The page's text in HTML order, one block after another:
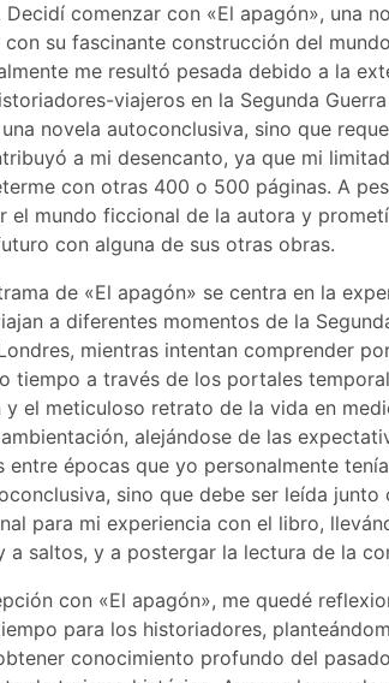
comenzar con «El apagón», una
su fascinante construcción del
me resultó pesada debido a la
viajeros en la Segunda
novela autoconclusiva, sino que
a mi desencanto, ya que mi
con otras 400 o 500 páginas. A
el mundo ficcional de la autora y
con alguna de sus otras obras.
de «El apagón» se centra en la
a diferentes momentos de la
mientras intentan comprender
tiempo a través de los portales
el meticuloso retrato de la vida en
alejándose de las
entre épocas que yo personalmente
sino que debe ser leída junto
para mi experiencia con el libro,
a saltos, y a postergar la lectura de la
con «El apagón», me quedé
para los historiadores,
conocimiento profundo del